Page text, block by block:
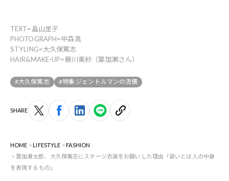
TEXT=畠山里子
PHOTOGRAPH=中森真
STYLING=大久保篤志
HAIR&MAKE-UP=藤川美紗（葉加瀬さん）
#大久保篤志 #特集 ジェントルマンの流儀
SHARE
HOME LIFESTYLE
FASHION
葉加瀬太郎、大久保篤志にステージ衣装をお願いした理由「装いとは人の中身
を表現するもの」